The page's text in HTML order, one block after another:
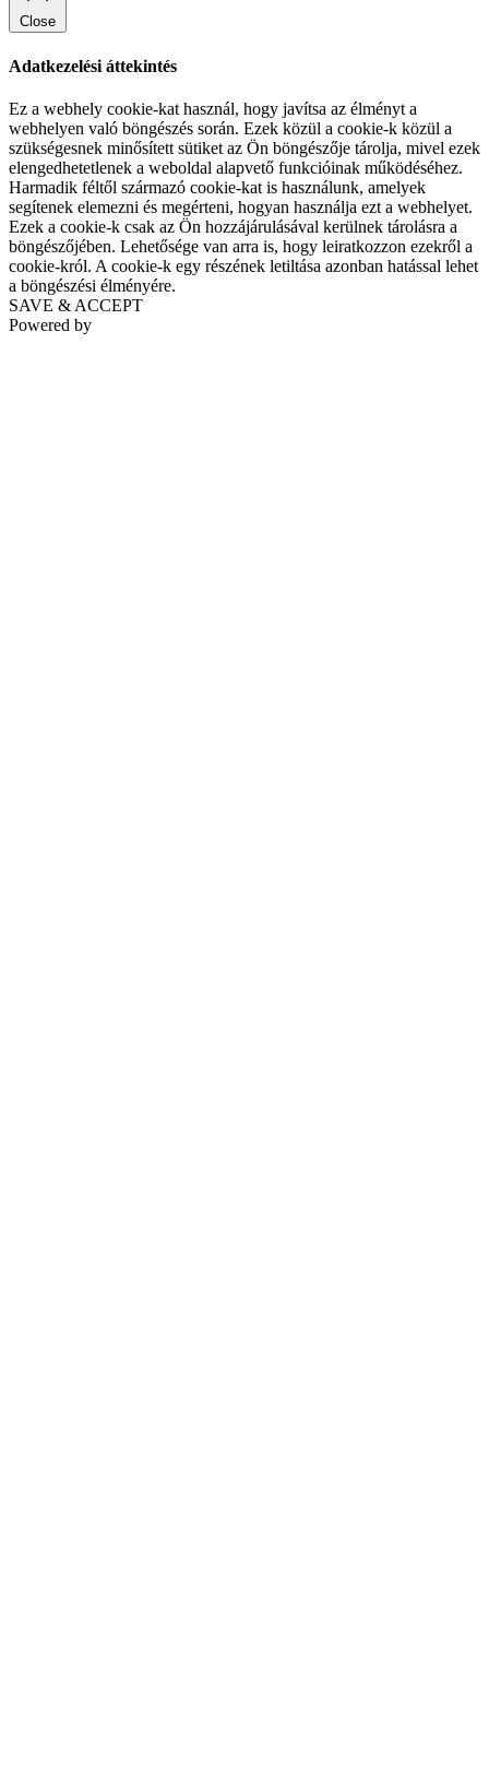
Close
Adatkezelési áttekintés
Ez a webhely cookie-kat használ, hogy javítsa az élményt a
webhelyen való böngészés során. Ezek közül a cookie-k közül a
szükségesnek minősített sütiket az Ön böngészője tárolja, mivel ezek
elengedhetetlenek a weboldal alapvető funkcióinak működéséhez.
Harmadik féltől származó cookie-kat is használunk, amelyek
segítenek elemezni és megérteni, hogyan használja ezt a webhelyet.
Ezek a cookie-k csak az Ön hozzájárulásával kerülnek tárolásra a
böngészőjében. Lehetősége van arra is, hogy leiratkozzon ezekről a
cookie-król. A cookie-k egy részének letiltása azonban hatással lehet
a böngészési élményére.
SAVE & ACCEPT
Powered by